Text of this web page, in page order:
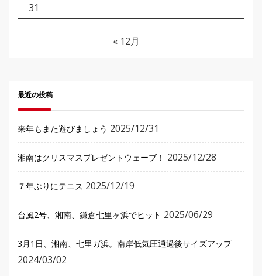
31
« 12月
最近の投稿
来年もまた遊びましょう 2025/12/31
湘南はクリスマスプレゼントウェーブ！ 2025/12/28
７年ぶりにテニス 2025/12/19
台風2号、湘南、鎌倉七里ヶ浜でヒット 2025/06/29
3月1日、湘南、七里ガ浜。南岸低気圧通過後サイズアップ
2024/03/02